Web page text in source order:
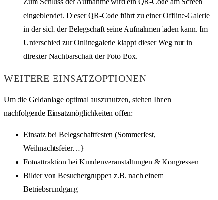
Zum Schluss der Aufnahme wird ein QR-Code am Screen
eingeblendet. Dieser QR-Code führt zu einer Offline-Galerie
in der sich der Belegschaft seine Aufnahmen laden kann. Im
Unterschied zur Onlinegalerie klappt dieser Weg nur in
direkter Nachbarschaft der Foto Box.
WEITERE EINSATZOPTIONEN
Um die Geldanlage optimal auszunutzen, stehen Ihnen
nachfolgende Einsatzmöglichkeiten offen:
Einsatz bei Belegschaftfesten (Sommerfest,
Weihnachtsfeier…}
Fotoattraktion bei Kundenveranstaltungen & Kongressen
Bilder von Besuchergruppen z.B. nach einem
Betriebsrundgang